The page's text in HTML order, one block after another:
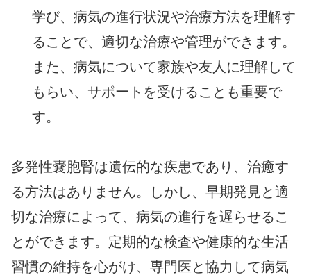
学び、病気の進行状況や治療方法を理解す
ることで、適切な治療や管理ができます。
また、病気について家族や友人に理解して
もらい、サポートを受けることも重要で
す。
多発性嚢胞腎は遺伝的な疾患であり、治癒す
る方法はありません。しかし、早期発見と適
切な治療によって、病気の進行を遅らせるこ
とができます。定期的な検査や健康的な生活
習慣の維持を心がけ、専門医と協力して病気